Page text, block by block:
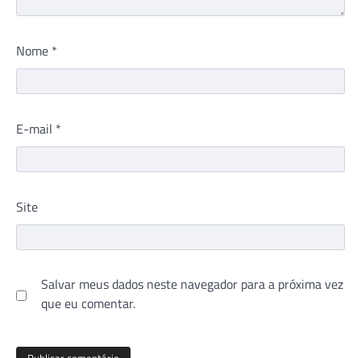
Nome *
E-mail *
Site
Salvar meus dados neste navegador para a próxima vez
que eu comentar.